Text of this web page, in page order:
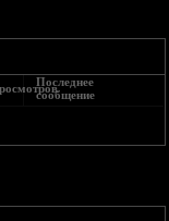
Последнее
сообщение